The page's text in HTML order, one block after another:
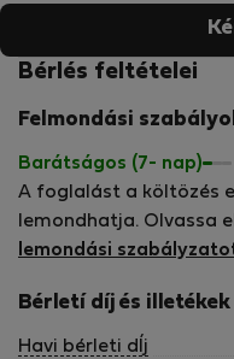
over 11 consecutive
At Nomads Home, we
international
With high-speed WiFi,
access, and a strong
is simple: To offer one
experiences in Bali.
Longer.
Bérlés feltételei
Felmondási
Barátságos (7- nap)
A foglalást a költözés
lemondhatja. Olvassa
lemondási
Bérletí díj és illetékek
Havi bérleti dÍj